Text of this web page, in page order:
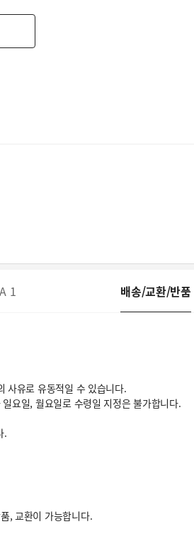
1 배송/교환/반품
사유로 유동적일 수 있습니다.
요일, 월요일로 수령일 지정은 불가합니다.
.
, 교환이 가능합니다.